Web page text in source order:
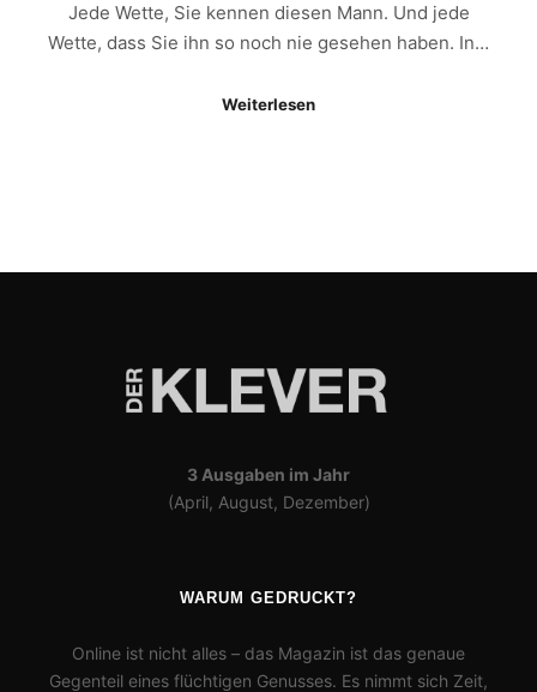
Jede Wette, Sie kennen diesen Mann. Und jede
Wette, dass Sie ihn so noch nie gesehen haben. In…
Weiterlesen
3 Ausgaben im Jahr
(April, August, Dezember)
WARUM GEDRUCKT?
Online ist nicht alles – das Magazin ist das genaue
Gegenteil eines flüchtigen Genusses. Es nimmt sich Zeit,